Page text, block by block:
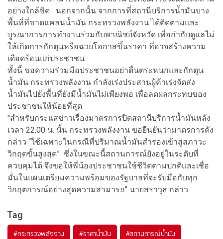
อย่างใกล้ชิด นอกจากนั้น จากการที่สถานีบริการน้ำมันบาง
พื้นที่ที่ขาดแคลนน้ำมัน กระทรวงพลังงาน ได้ติดตามและ
บูรณาการการทำงานร่วมกับพาณิชย์จังหวัด เพื่อกำกับดูแลไม่
ให้เกิดการกักตุนหรือฉวยโอกาสขึ้นราคา ที่อาจสร้างความ
เดือดร้อนแก่ประชาชน
ทั้งนี้ ขอความร่วมมือประชาชนอย่าตื่นตระหนกและกักตุน
น้ำมัน กระทรวงพลังงาน กำลังเร่งประสานผู้ค้าเร่งจัดส่ง
น้ำมันไปยังพื้นที่ยังมีน้ำมันไม่เพียงพอ เพื่อลดผลกระทบของ
ประชาชนให้น้อยที่สุด
"สำหรับกระแสข่าวเรื่องมาตรการปิดสถานีบริการน้ำมันหลัง
เวลา 22.00 น. นั้น กระทรวงพลังงาน ขอยืนยันว่ามาตรการดัง
กล่าว “ใช้เฉพาะในกรณีที่ปริมาณน้ำมันสำรองเข้าสู่สภาวะ
วิกฤตขั้นสูงสุด” ซึ่งในขณะนี้สถานการณ์ยังอยู่ในระดับที่
ควบคุมได้ จึงขอให้พี่น้องประชาชนใช้ชีวิตตามปกติและเชื่อ
มั่นในแผนเตรียมความพร้อมของรัฐบาลที่จะรับมือกับทุก
วิกฤตการณ์อย่างสุดความสามารถ" นายสราวุธ กล่าว
Tag
#กระทรวงพลังงาน #ราคาน้ำมัน #สถานการณ์น้ำมัน